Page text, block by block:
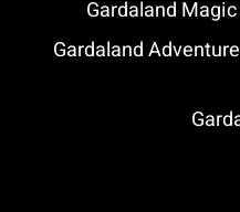
מלון גארדלנד הרפתקאות – Gardaland Adventure